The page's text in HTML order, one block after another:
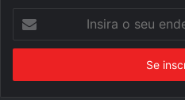
seu
de